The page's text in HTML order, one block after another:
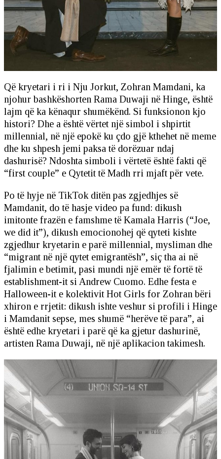
Që kryetari i ri i Nju Jorkut, Zohran Mamdani, ka
njohur bashkëshorten Rama Duwaji në Hinge, është
lajm që ka kënaqur shumëkënd. Si funksionon kjo
histori? Dhe a është vërtet një simbol i shpirtit
millennial, në një epokë ku çdo gjë kthehet në meme
dhe ku shpesh jemi paksa të dorëzuar ndaj
dashurisë? Ndoshta simboli i vërtetë është fakti që
“first couple” e Qytetit të Madh rri mjaft për vete.
Po të hyje në TikTok ditën pas zgjedhjes së
Mamdanit, do të hasje video pa fund: dikush
imitonte frazën e famshme të Kamala Harris (“Joe,
we did it”), dikush emocionohej që qyteti kishte
zgjedhur kryetarin e parë millennial, mysliman dhe
“migrant në një qytet emigrantësh”, siç tha ai në
fjalimin e betimit, pasi mundi një emër të fortë të
establishment-it si Andrew Cuomo. Edhe festa e
Halloween-it e kolektivit Hot Girls for Zohran bëri
xhiron e rrjetit: dikush ishte veshur si profili i Hinge
i Mamdanit sepse, mes shumë “herëve të para”, ai
është edhe kryetari i parë që ka gjetur dashurinë,
artisten Rama Duwaji, në një aplikacion takimesh.